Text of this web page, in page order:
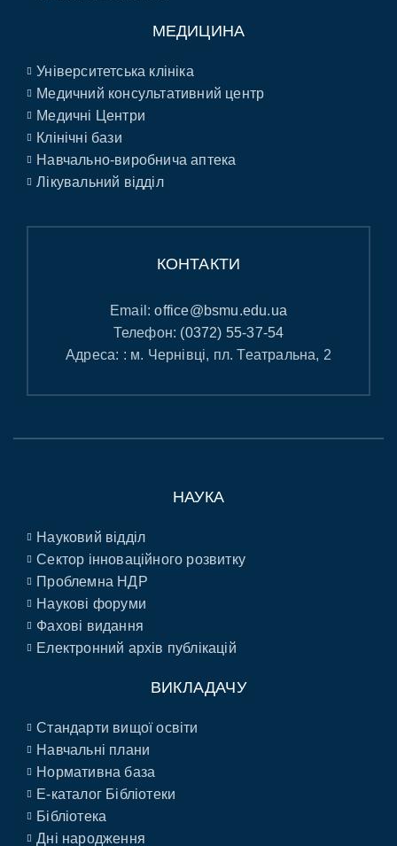
МЕДИЦИНА
Університетська клініка
Медичний консультативний центр
Медичні Центри
Клінічні бази
Навчально-виробнича аптека
Лікувальний відділ
КОНТАКТИ
Email:office@bsmu.edu.ua
Телефон: (0372) 55-37-54
Адреса: : м. Чернівці, пл. Театральна, 2
НАУКА
Науковий відділ
Сектор інноваційного розвитку
Проблемна НДР
Наукові форуми
Фахові видання
Електронний архів публікацій
ВИКЛАДАЧУ
Стандарти вищої освіти
Навчальні плани
Нормативна база
E-каталог Бібліотеки
Бібліотека
Дні народження